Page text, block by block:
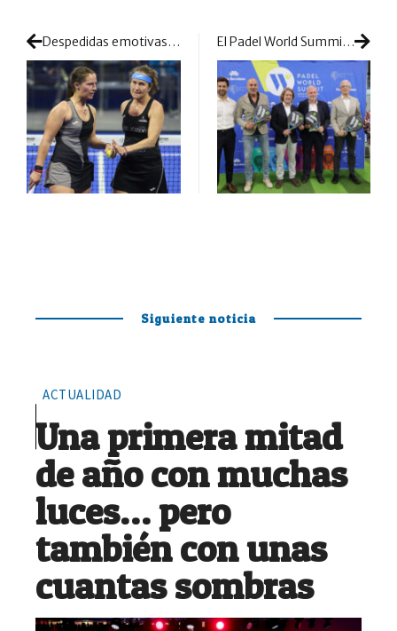
Despedidas emotivas, remontadas muy trabajadas y también dudas en una doble sesión que estrenaba el cuadro final El Padel World Summit 2025 arranca en una jornada de gran presencia internacional
Siguiente noticia
ACTUALIDAD
Una primera mitad
de año con muchas
luces… pero
también con unas
cuantas sombras